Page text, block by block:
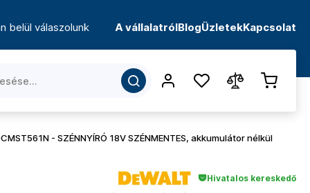
belül válaszolunk A vállalatrólBlogÜzletekKapcsolat
- SZÉNNYÍRÓ 18V SZÉNMENTES, akkumulátor nélkül
Hivatalos kereskedő